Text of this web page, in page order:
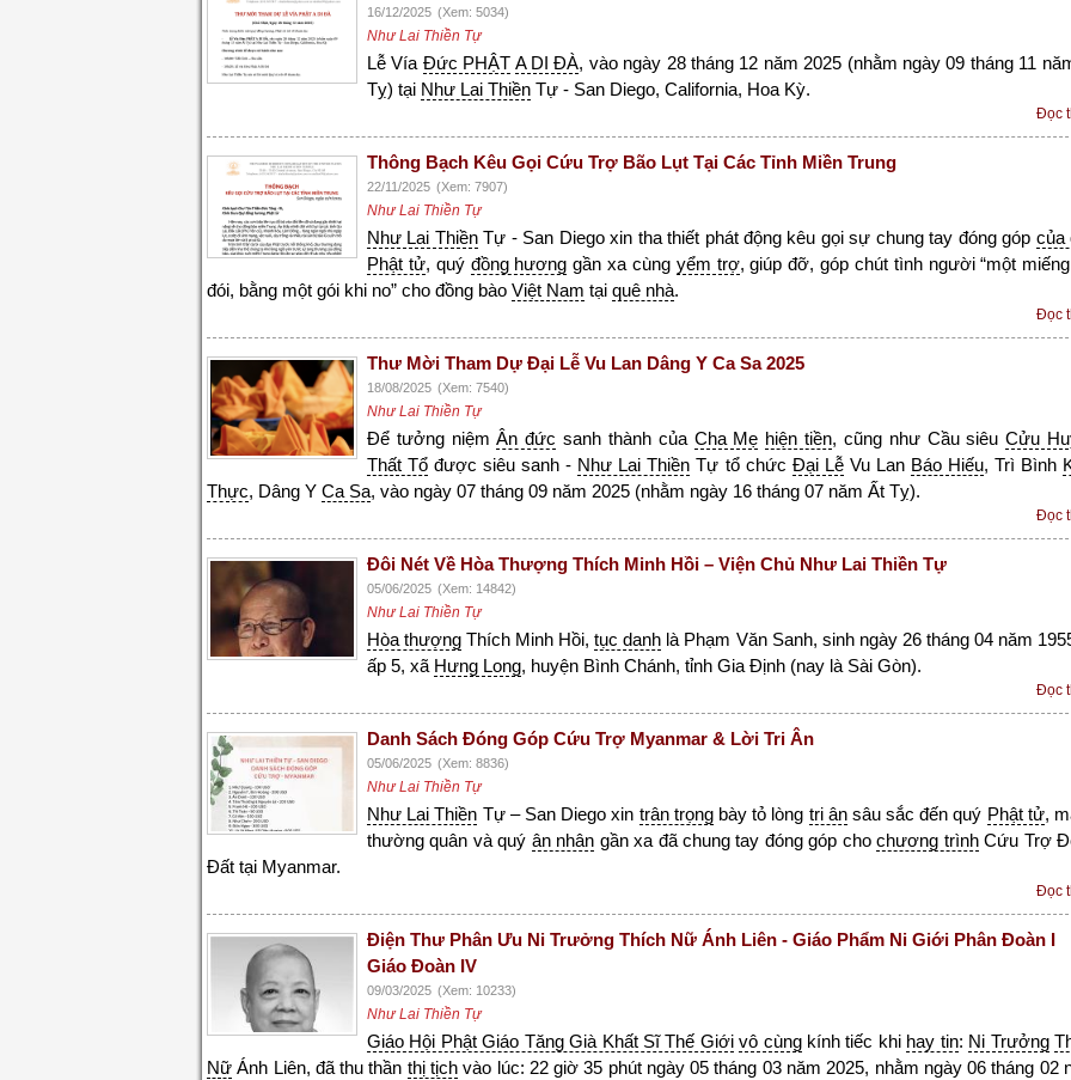
16/12/2025 (Xem: 5034)
Như Lai Thiền Tự
Lễ Vía Đức PHẬT A DI ĐÀ, vào ngày 28 tháng 12 năm 2025 (nhằm ngày 09 tháng 11
Tỵ) tại Như Lai Thiền Tự - San Diego, California, Hoa Kỳ.
Đọc
Thông Bạch Kêu Gọi Cứu Trợ Bão Lụt Tại Các Tỉnh Miền Trung
22/11/2025 (Xem: 7907)
Như Lai Thiền Tự
Như Lai ThiềnTự - San Diego xin tha thiết phát động kêu gọi sự chung tay đóng góp của
Phật tử, quý đồng hương gần xa cùng yểm trợ, giúp đỡ, góp chút tình người “một
đói, bằng một gói khi no” cho đồng bào Việt Nam tại quê nhà.
Đọc
Thư Mời Tham Dự Đại Lễ Vu Lan Dâng Y Ca Sa 2025
18/08/2025 (Xem: 7540)
Như Lai Thiền Tự
Để tưởng niệmÂn đức sanh thành của Cha Mẹ hiện tiền, cũng như Cầu siêuCửu
Thất Tổ được siêu sanh - Như Lai Thiền Tự tổ chức Đại LễVu Lan Báo Hiếu, Trì Bình
Thực, Dâng Y Ca Sa, vào ngày 07 tháng 09 năm 2025 (nhằm ngày 16 tháng 07 năm Ất Tỵ).
Đọc
Đôi Nét Về Hòa Thượng Thích Minh Hồi – Viện Chủ Như Lai Thiền Tự
05/06/2025 (Xem: 14842)
Như Lai Thiền Tự
Hòa thượng Thích Minh Hồi,tục danh là Phạm Văn Sanh, sinh ngày 26 tháng 04 năm
ấp 5, xã Hưng Long, huyện Bình Chánh, tỉnh Gia Định (nay là Sài Gòn).
Đọc
Danh Sách Đóng Góp Cứu Trợ Myanmar & Lời Tri Ân
05/06/2025 (Xem: 8836)
Như Lai Thiền Tự
Như Lai Thiền Tự – San Diego xin trân trọngbày tỏ lòng tri ânsâu sắc đến quý Phật tử,
thường quân và quý ân nhân gần xa đã chung tay đóng góp chochương trìnhCứu Trợ
Đất tại Myanmar.
Đọc
Điện Thư Phân Ưu Ni Trưởng Thích Nữ Ánh Liên - Giáo Phẩm Ni Giới Phân Đoàn I
Giáo Đoàn IV
09/03/2025 (Xem: 10233)
Như Lai Thiền Tự
Giáo Hội Phật Giáo Tăng Già Khất Sĩ Thế Giới vô cùngkính tiếc khi hay tin: Ni Trưởng
Nữ Ánh Liên, đã thu thần thị tịchvào lúc: 22 giờ 35 phút ngày 05 tháng 03 năm 2025, nhằm ngày 06 tháng 02